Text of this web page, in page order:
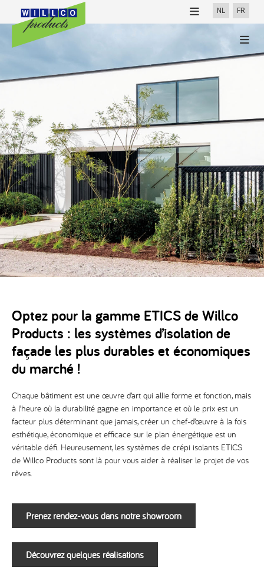
NL FR
100% Willco Products
Cherchez applicateur
Finitions
Téléchargements
Références
Contact
Optez pour la gamme ETICS de Willco
Products : les systèmes d’isolation de
façade les plus durables et économiques
du marché !
Chaque bâtiment est une œuvre d’art qui allie forme et fonction, mais
à l’heure où la durabilité gagne en importance et où le prix est un
facteur plus déterminant que jamais, créer un chef-d’œuvre à la fois
esthétique, économique et efficace sur le plan énergétique est un
véritable défi. Heureusement, les systèmes de crépi isolants ETICS
de Willco Products sont là pour vous aider à réaliser le projet de vos
rêves.
Prenez rendez-vous dans notre showroom
Découvrez quelques réalisations